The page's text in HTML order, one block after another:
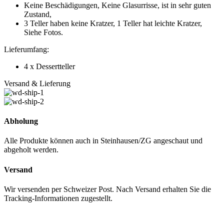
Keine Beschädigungen, Keine Glasurrisse, ist in sehr guten
Zustand,
3 Teller haben keine Kratzer, 1 Teller hat leichte Kratzer,
Siehe Fotos.
Lieferumfang:
4 x Dessertteller
Versand & Lieferung
Abholung
Alle Produkte können auch in Steinhausen/ZG angeschaut und
abgeholt werden.
Versand
Wir versenden per Schweizer Post. Nach Versand erhalten Sie die
Tracking-Informationen zugestellt.